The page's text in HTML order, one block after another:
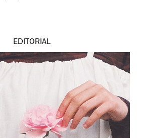
EDITORIAL